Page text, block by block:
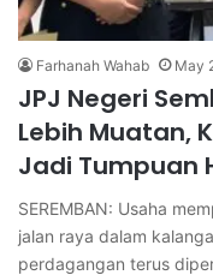
Farhanah Wahab May
JPJ Negeri
Lebih Muatan,
Jadi Tumpuan
SEREMBAN: Usaha
jalan raya dalam
perdagangan terus